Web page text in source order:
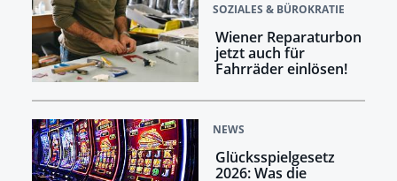
SOZIALES & BÜROKRATIE
Wiener Reparaturbon
jetzt auch für
Fahrräder einlösen!
NEWS
Glücksspielgesetz
2026: Was die